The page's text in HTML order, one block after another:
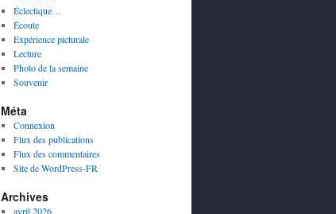
Éclectique…
Écoute
Expérience picturale
Lecture
Photo de la semaine
Souvenir
Méta
Connexion
Flux des publications
Flux des commentaires
Site de WordPress-FR
Archives
avril 2026